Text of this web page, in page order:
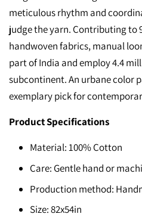
meticulous rhythm and
judge the yarn. Contributing to
handwoven fabrics, manual
part of India and employ 4.4
subcontinent. An urbane color
exemplary pick for
Product Specifications
Material: 100% Cotton
Care: Gentle hand or
Production method:
Size: 82x54in